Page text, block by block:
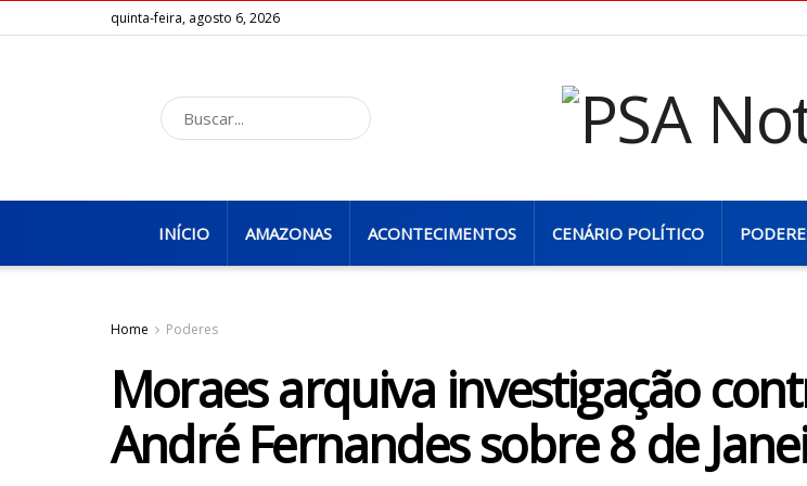
quinta-feira, agosto 6, 2026
INÍCIO AMAZONAS ACONTECIMENTOS CENÁRIO POLÍTICO
Home Poderes
Moraes arquiva investigação
André Fernandes sobre 8 de